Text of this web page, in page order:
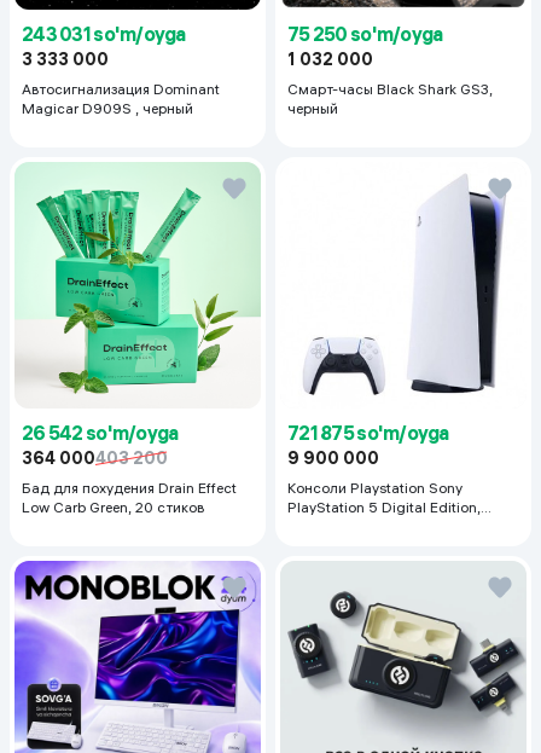
243 031 so'm/oyga
3 333 000
Автосигнализация Dominant
Magicar D909S , черный
75 250 so'm/oyga
1 032 000
Смарт-часы Black Shark GS3,
черный
26 542 so'm/oyga
364 000403 200
Бад для похудения Drain Effect
Low Carb Green, 20 стиков
721 875 so'm/oyga
9 900 000
Консоли Playstation Sony
PlayStation 5 Digital Edition,